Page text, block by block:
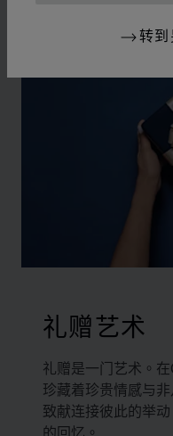
转到
礼赠艺术
礼赠是一门艺术。
珍藏着珍贵情感与
致献连接彼此的举
的回忆。